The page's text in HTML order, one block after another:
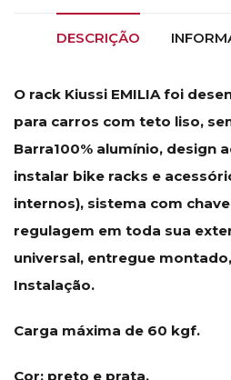
DESCRIÇÃO
O rack Kiussi EMILIA foi
para carros com teto liso,
Barra100% alumínio, design
instalar bike racks e
internos), sistema com
regulagem em toda sua
universal, entregue
Instalação.
Carga máxima de 60 kgf.
Cor: preto e prata.